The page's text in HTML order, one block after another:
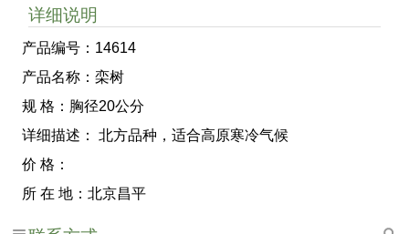
详细说明
产品编号：14614
产品名称：栾树
规 格：胸径20公分
详细描述： 北方品种，适合高原寒冷气候
价 格：
所 在 地：北京昌平